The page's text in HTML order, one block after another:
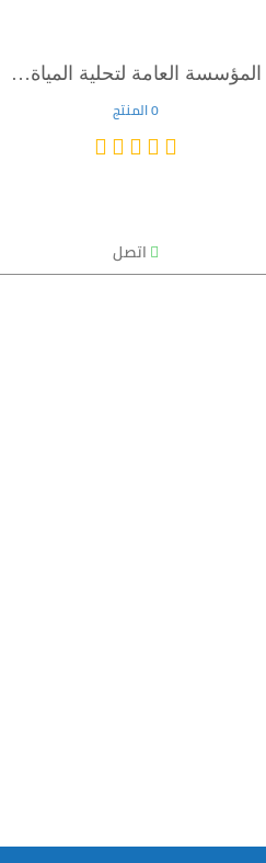
المؤسسة العامة لتحلية المياة ا ...
0 المنتج
اتصل